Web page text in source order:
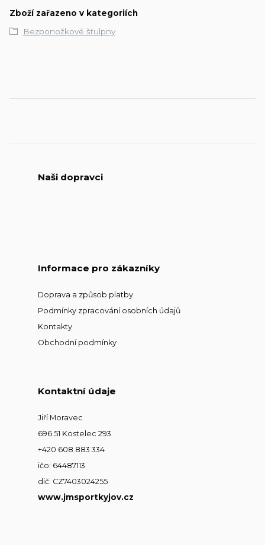
Zboží zařazeno v kategoriích
Bezponožkové štulpny
Naši dopravci
Informace pro zákazníky
Doprava a způsob platby
Podmínky zpracování osobních údajů
Kontakty
Obchodní podmínky
Kontaktní údaje
Jiří Moravec
696 51 Kostelec 293
+420 608 883 334
ičo: 64487113
dič: CZ7403024255
www.jmsportkyjov.cz